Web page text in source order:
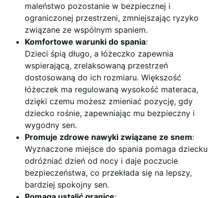
maleństwo pozostanie w bezpiecznej i
ograniczonej przestrzeni, zmniejszając ryzyko
związane ze wspólnym spaniem.
Komfortowe warunki do spania:
Dzieci śpią długo, a łóżeczko zapewnia
wspierającą, zrelaksowaną przestrzeń
dostosowaną do ich rozmiaru. Większość
łóżeczek ma regulowaną wysokość materaca,
dzięki czemu możesz zmieniać pozycję, gdy
dziecko rośnie, zapewniając mu bezpieczny i
wygodny sen.
Promuje zdrowe nawyki związane ze snem:
Wyznaczone miejsce do spania pomaga dziecku
odróżniać dzień od nocy i daje poczucie
bezpieczeństwa, co przekłada się na lepszy,
bardziej spokojny sen.